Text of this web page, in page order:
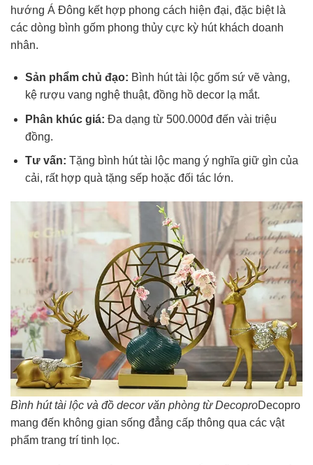
hướng Á Đông kết hợp phong cách hiện đại, đặc biệt là
các dòng bình gốm phong thủy cực kỳ hút khách doanh
nhân.
Sản phẩm chủ đạo: Bình hút tài lộc gốm sứ vẽ vàng,
kệ rượu vang nghệ thuật, đồng hồ decor lạ mắt.
Phân khúc giá: Đa dạng từ 500.000đ đến vài triệu
đồng.
Tư vấn: Tặng bình hút tài lộc mang ý nghĩa giữ gìn của
cải, rất hợp quà tặng sếp hoặc đối tác lớn.
Bình hút tài lộc và đồ decor văn phòng từ DecoproDecopro
mang đến không gian sống đẳng cấp thông qua các vật
phẩm trang trí tinh lọc.